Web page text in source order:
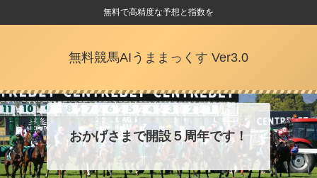
無料で高精度な予想と指数を
無料競馬AIうままっくす Ver3.0
おかげさまで開設５周年です！